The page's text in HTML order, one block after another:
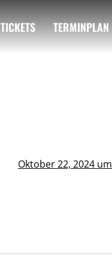
TICKETS TERMINPLAN
Oktober 22, 2024